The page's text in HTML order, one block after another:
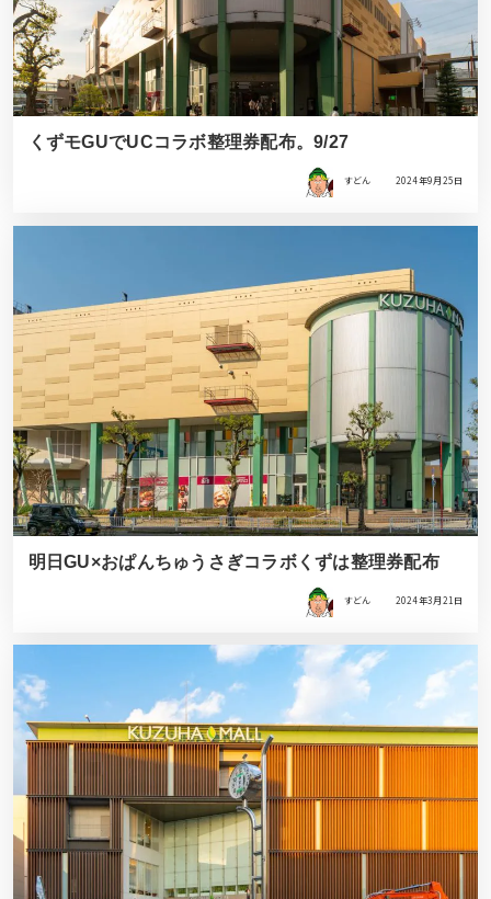
くずモGUでUCコラボ整理券配布。9/27
すどん 2024年9月25日
明日GU×おぱんちゅうさぎコラボくずは整理券配布
すどん 2024年3月21日